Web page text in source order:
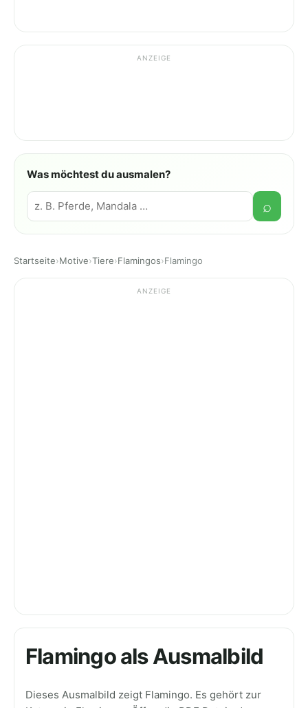
ANZEIGE
Was möchtest du ausmalen?
Suche
⌕
Startseite›Motive›Tiere›Flamingos›Flamingo
ANZEIGE
Flamingo als Ausmalbild
Dieses Ausmalbild zeigt Flamingo. Es gehört zur